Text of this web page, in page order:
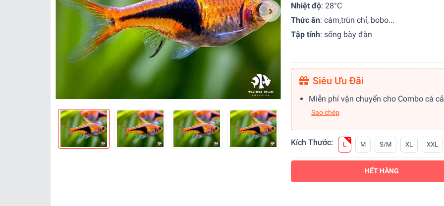
Nhiệt độ: 28°C
Thức ăn: cám,trùn chỉ, bobo...
Tập tính: sống bày đàn
Siêu Ưu Đãi
Miễn phí vận chuyển cho Combo cá
Sao chép
Kích Thước: L M S/M XL XXL
HẾT HÀNG